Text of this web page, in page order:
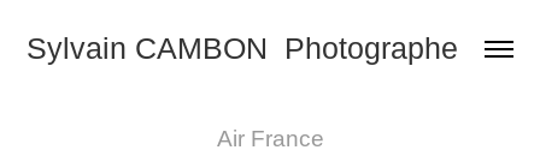
Sylvain CAMBON  Photographe
Air France